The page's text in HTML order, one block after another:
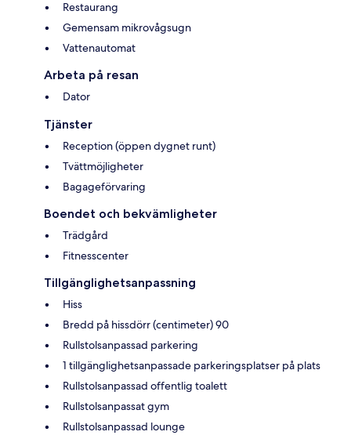
Restaurang
Gemensam mikrovågsugn
Vattenautomat
Arbeta på resan
Dator
Tjänster
Reception (öppen dygnet runt)
Tvättmöjligheter
Bagageförvaring
Boendet och bekvämligheter
Trädgård
Fitnesscenter
Tillgänglighetsanpassning
Hiss
Bredd på hissdörr (centimeter) 90
Rullstolsanpassad parkering
1 tillgänglighetsanpassade parkeringsplatser på plats
Rullstolsanpassad offentlig toalett
Rullstolsanpassat gym
Rullstolsanpassad lounge